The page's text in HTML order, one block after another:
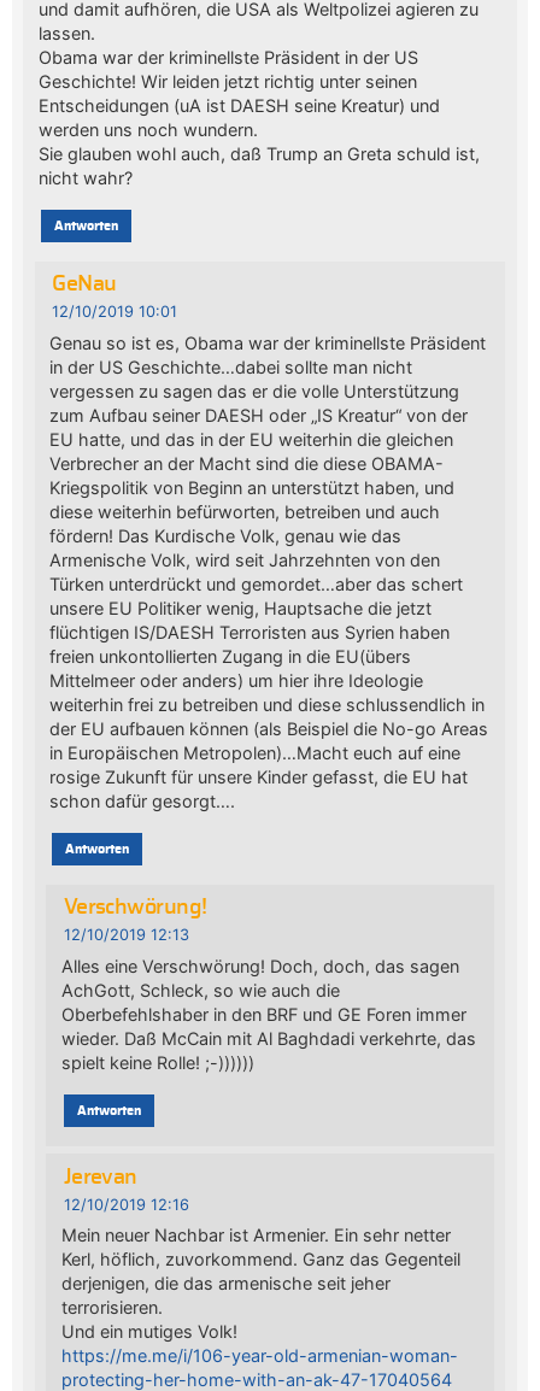
und damit aufhören, die USA als Weltpolizei agieren zu
lassen.
Obama war der kriminellste Präsident in der US
Geschichte! Wir leiden jetzt richtig unter seinen
Entscheidungen (uA ist DAESH seine Kreatur) und
werden uns noch wundern.
Sie glauben wohl auch, daß Trump an Greta schuld ist,
nicht wahr?
Antworten
GeNau
12/10/2019 10:01
Genau so ist es, Obama war der kriminellste Präsident
in der US Geschichte…dabei sollte man nicht
vergessen zu sagen das er die volle Unterstützung
zum Aufbau seiner DAESH oder „IS Kreatur“ von der
EU hatte, und das in der EU weiterhin die gleichen
Verbrecher an der Macht sind die diese OBAMA-
Kriegspolitik von Beginn an unterstützt haben, und
diese weiterhin befürworten, betreiben und auch
fördern! Das Kurdische Volk, genau wie das
Armenische Volk, wird seit Jahrzehnten von den
Türken unterdrückt und gemordet…aber das schert
unsere EU Politiker wenig, Hauptsache die jetzt
flüchtigen IS/DAESH Terroristen aus Syrien haben
freien unkontollierten Zugang in die EU(übers
Mittelmeer oder anders) um hier ihre Ideologie
weiterhin frei zu betreiben und diese schlussendlich in
der EU aufbauen können (als Beispiel die No-go Areas
in Europäischen Metropolen)…Macht euch auf eine
rosige Zukunft für unsere Kinder gefasst, die EU hat
schon dafür gesorgt….
Antworten
Verschwörung!
12/10/2019 12:13
Alles eine Verschwörung! Doch, doch, das sagen
AchGott, Schleck, so wie auch die
Oberbefehlshaber in den BRF und GE Foren immer
wieder. Daß McCain mit Al Baghdadi verkehrte, das
spielt keine Rolle! ;-))))))
Antworten
Jerevan
12/10/2019 12:16
Mein neuer Nachbar ist Armenier. Ein sehr netter
Kerl, höflich, zuvorkommend. Ganz das Gegenteil
derjenigen, die das armenische seit jeher
terrorisieren.
Und ein mutiges Volk!
https://me.me/i/106-year-old-armenian-woman-
protecting-her-home-with-an-ak-47-17040564